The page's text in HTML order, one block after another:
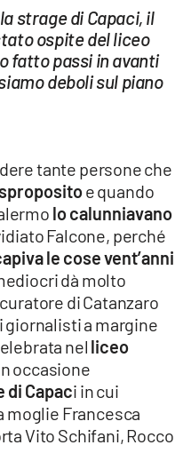
strage di Capaci, il
ospite del liceo
fatto passi in avanti
deboli sul piano
tante persone che
e quando
lo calunniavano
Falcone, perché
le cose vent’anni
dà molto
di Catanzaro
giornalisti a margine
nel liceo
occasione
Capaci in cui
moglie Francesca
Vito Schifani, Rocco